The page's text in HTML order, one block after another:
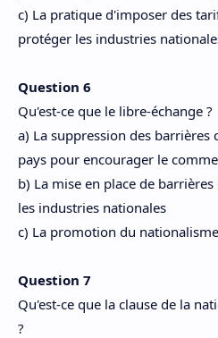
c) La pratique d'imposer des
protéger les industries
Question 6
Qu'est-ce que le libre-échange ?
a) La suppression des barrières
pays pour encourager le
b) La mise en place de
les industries nationales
c) La promotion du
Question 7
Qu'est-ce que la clause de la
?